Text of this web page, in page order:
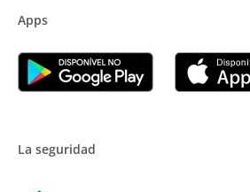
Apps
La seguridad